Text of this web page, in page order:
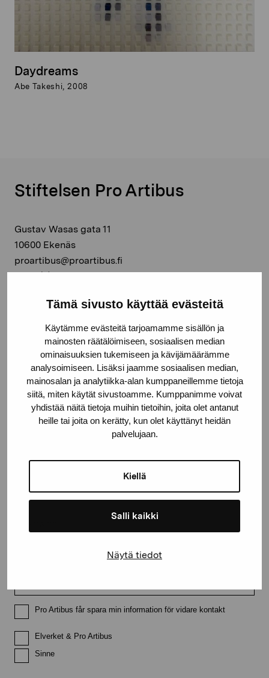
Tämä sivusto käyttää evästeitä
Käytämme evästeitä tarjoamamme sisällön ja
mainosten räätälöimiseen, sosiaalisen median
ominaisuuksien tukemiseen ja kävijämäärämme
analysoimiseen. Lisäksi jaamme sosiaalisen median,
mainosalan ja analytiikka-alan kumppaneillemme tietoja
siitä, miten käytät sivustoamme. Kumppanimme voivat
yhdistää näitä tietoja muihin tietoihin, joita olet antanut
heille tai joita on kerätty, kun olet käyttänyt heidän
palvelujaan.
Kiellä
Salli kaikki
Näytä tiedot
Daydreams
Abe Takeshi, 2008
Stiftelsen Pro Artibus
Gustav Wasas gata 11
10600 Ekenäs
proartibus@proartibus.fi
+358 (0)50 371 6339
Kontakta oss
Håll dig uppdaterad om aktuella
Pro Artibus får spara min information för vidare kontakt
Elverket & Pro Artibus
Sinne